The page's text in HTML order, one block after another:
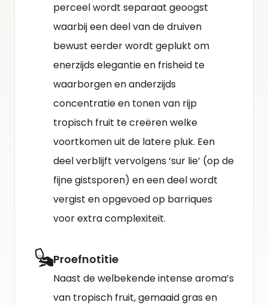
perceel wordt separaat geoogst
waarbij een deel van de druiven
bewust eerder wordt geplukt om
enerzijds elegantie en frisheid te
waarborgen en anderzijds
concentratie en tonen van rijp
tropisch fruit te creëren welke
voortkomen uit de latere pluk. Een
deel verblijft vervolgens ‘sur lie’ (op de
fijne gistsporen) en een deel wordt
vergist en opgevoed op barriques
voor extra complexiteit.
Proefnotitie
Naast de welbekende intense aroma’s
van tropisch fruit, gemaaid gras en